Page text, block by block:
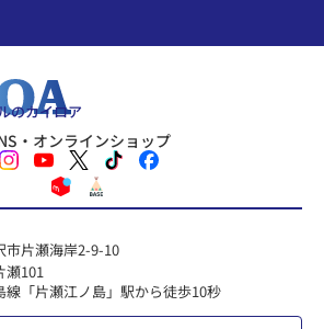
のカイロア
・オンラインショップ
市片瀬海岸2-9-10
瀬101
線「片瀬江ノ島」駅から徒歩10秒